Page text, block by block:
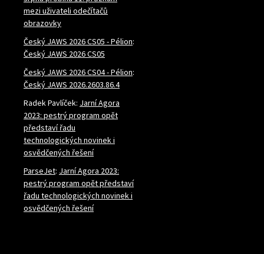
mezi uživateli odečítačů
obrazovky
Český JAWS 2026 CS05 - Pélion:
Český JAWS 2026 CS05
Český JAWS 2026 CS04 - Pélion:
Český JAWS 2026.2603.86.4
Radek Pavlíček: Jarní Agora
2023: pestrý program opět
představí řadu
technologických novinek i
osvědčených řešení
ParseJet: Jarní Agora 2023:
pestrý program opět představí
řadu technologických novinek i
osvědčených řešení